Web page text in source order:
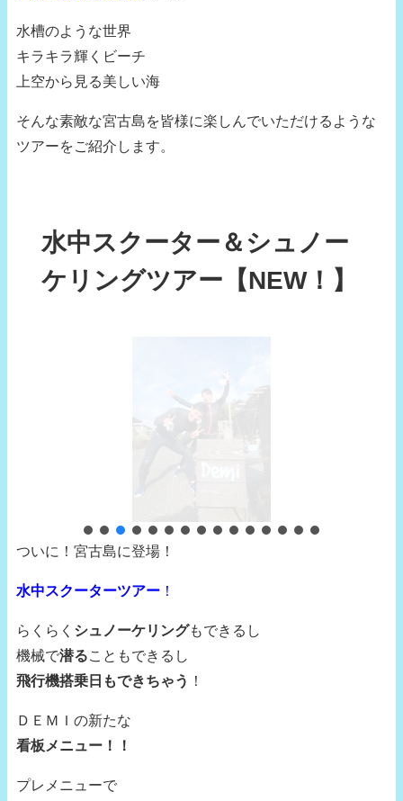
水槽のような世界
キラキラ輝くビーチ
上空から見る美しい海
そんな素敵な宮古島を皆様に楽しんでいただけるような
ツアーをご紹介します。
水中スクーター＆シュノー
ケリングツアー【NEW！】
ついに！宮古島に登場！
水中スクーターツアー ！
らくらく シュノーケリングもできるし
機械で潜る こともできるし
飛行機搭乗日もできちゃう
！
ＤＥＭＩの新たな
看板メニュー！！
プレメニューで